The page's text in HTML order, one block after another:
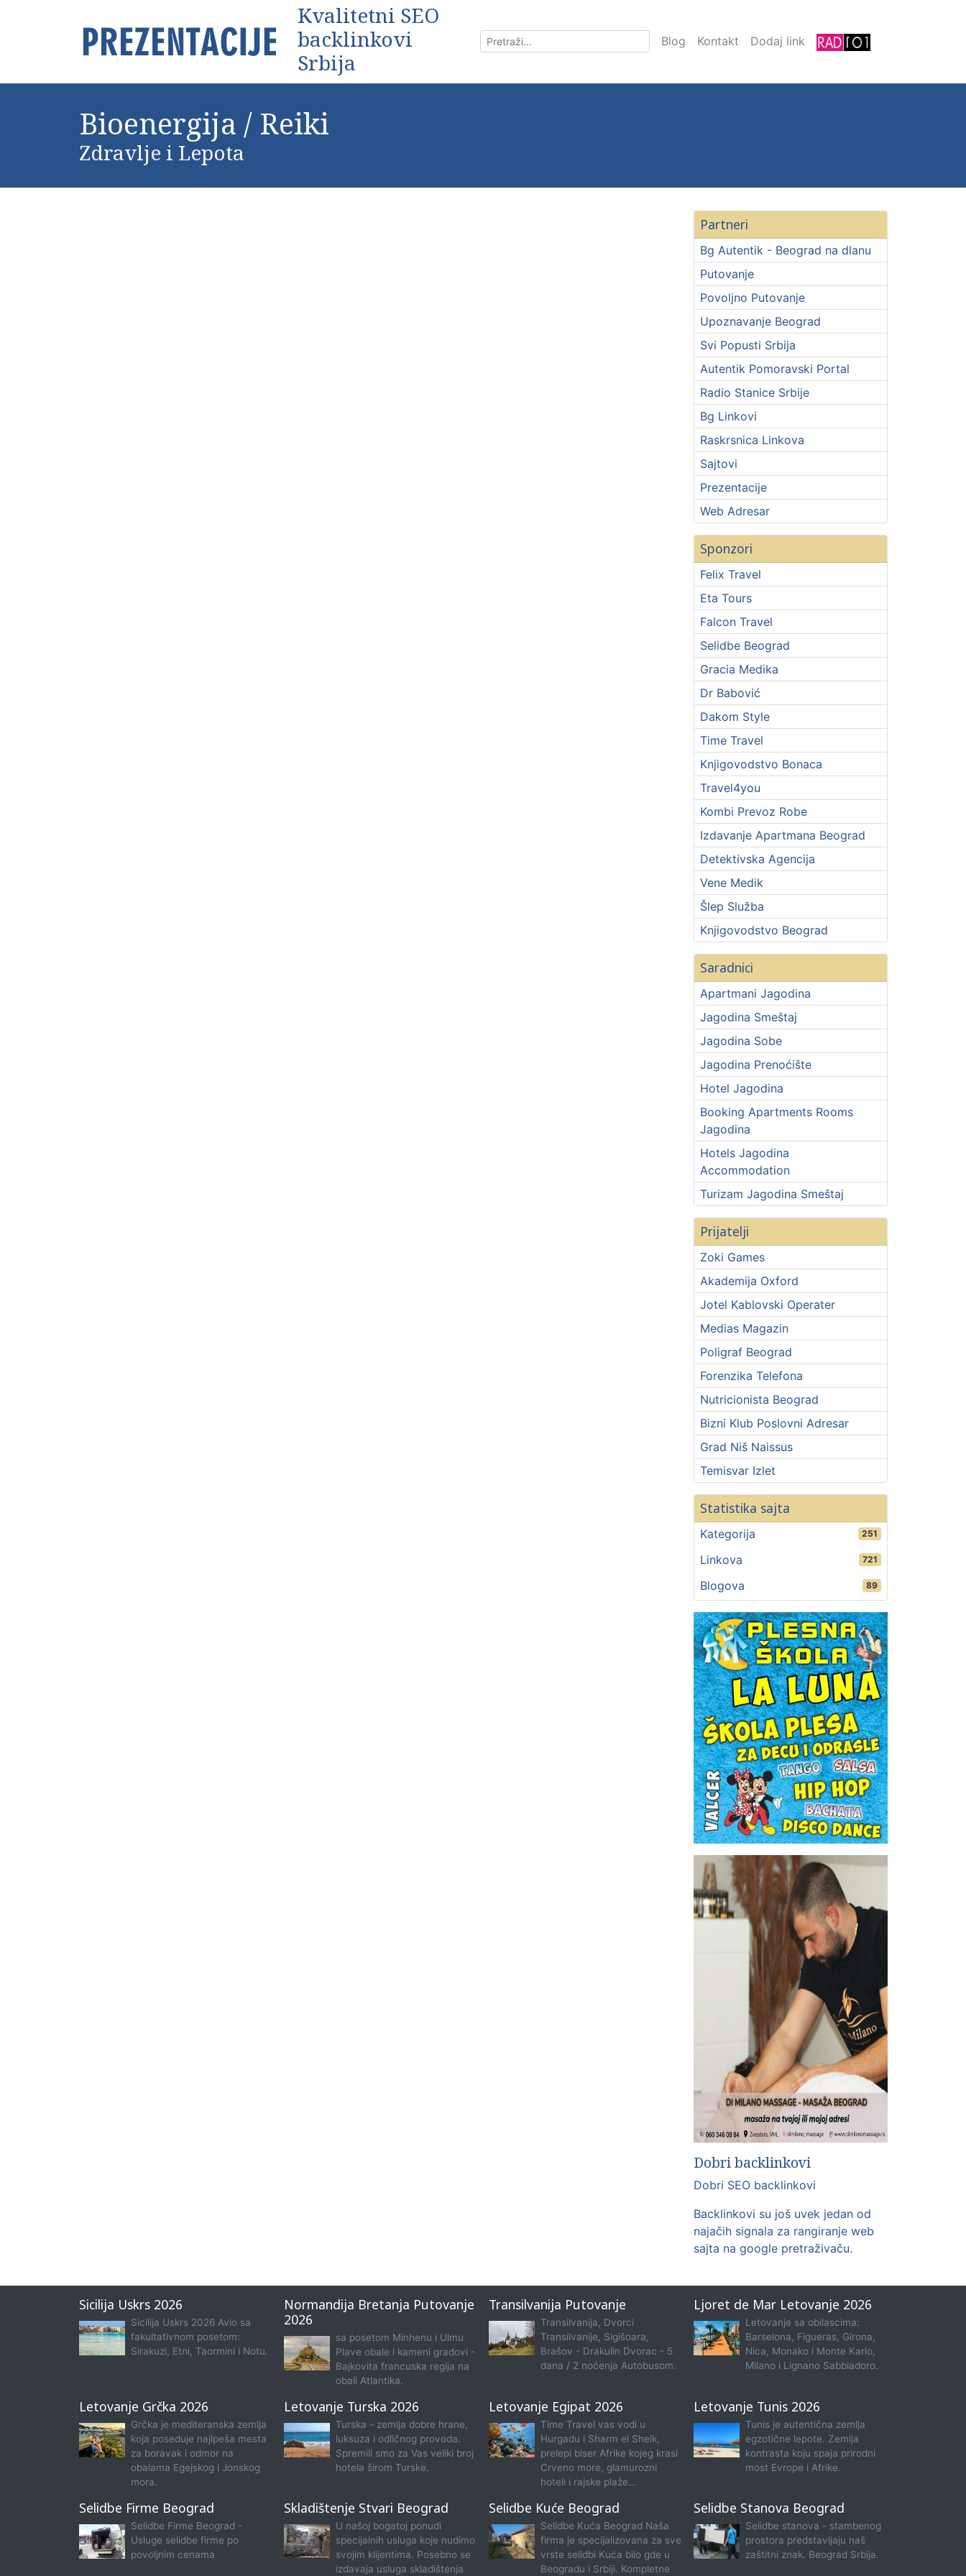
Kvalitetni SEO
backlinkovi
Srbija
Blog Kontakt Dodaj link
Bioenergija / Reiki
Zdravlje i Lepota
Partneri
Bg Autentik - Beograd na dlanu
Putovanje
Povoljno Putovanje
Upoznavanje Beograd
Svi Popusti Srbija
Autentik Pomoravski Portal
Radio Stanice Srbije
Bg Linkovi
Raskrsnica Linkova
Sajtovi
Prezentacije
Web Adresar
Sponzori
Felix Travel
Eta Tours
Falcon Travel
Selidbe Beograd
Gracia Medika
Dr Babović
Dakom Style
Time Travel
Knjigovodstvo Bonaca
Travel4you
Kombi Prevoz Robe
Izdavanje Apartmana Beograd
Detektivska Agencija
Vene Medik
Šlep Služba
Knjigovodstvo Beograd
Saradnici
Apartmani Jagodina
Jagodina Smeštaj
Jagodina Sobe
Jagodina Prenoćište
Hotel Jagodina
Booking Apartments Rooms
Jagodina
Hotels Jagodina
Accommodation
Turizam Jagodina Smeštaj
Prijatelji
Zoki Games
Akademija Oxford
Jotel Kablovski Operater
Medias Magazin
Poligraf Beograd
Forenzika Telefona
Nutricionista Beograd
Bizni Klub Poslovni Adresar
Grad Niš Naissus
Temisvar Izlet
Statistika sajta
Kategorija 251
Linkova 721
Blogova 89
Dobri backlinkovi
Dobri SEO backlinkovi
Backlinkovi su još uvek jedan od
najačih signala za rangiranje web
sajta na google pretraživaču.
Sicilija Uskrs 2026
Sicilija Uskrs 2026 Avio sa
fakultativnom posetom:
Sirakuzi, Etni, Taormini i Notu.
Normandija Bretanja Putovanje
2026
sa posetom Minhenu i Ulmu
Plave obale i kameni gradovi -
Bajkovita francuska regija na
obali Atlantika.
Transilvanija Putovanje
Transilvanija, Dvorci
Transilvanije, Sigišoara,
Brašov - Drakulin Dvorac - 5
dana / 2 noćenja Autobusom.
Ljoret de Mar Letovanje 2026
Letovanje sa obilascima:
Barselona, Figueras, Girona,
Nica, Monako i Monte Karlo,
Milano i Lignano Sabbiadoro.
Letovanje Grčka 2026
Grčka je mediteranska zemlja
koja poseduje najlpeša mesta
za boravak i odmor na
obalama Egejskog i Jonskog
mora.
Letovanje Turska 2026
Turska - zemlja dobre hrane,
luksuza i odličnog provoda.
Spremili smo za Vas veliki broj
hotela širom Turske.
Letovanje Egipat 2026
Time Travel vas vodi u
Hurgadu i Sharm el Sheik,
prelepi biser Afrike kojeg krasi
Crveno more, glamurozni
hoteli i rajske plaže...
Letovanje Tunis 2026
Tunis je autentična zemlja
egzotične lepote. Zemlja
kontrasta koju spaja prirodni
most Evrope i Afrike.
Selidbe Firme Beograd
Selidbe Firme Beograd -
Usluge selidbe firme po
povoljnim cenama
Skladištenje Stvari Beograd
U našoj bogatoj ponudi
specijalnih usluga koje nudimo
svojim klijentima. Posebno se
izdavaja usluga skladištenja
Selidbe Kuće Beograd
Selidbe Kuća Beograd Naša
firma je specijalizovana za sve
vrste selidbi Kuća bilo gde u
Beogradu i Srbiji. Kompletne
Selidbe Stanova Beograd
Selidbe stanova - stambenog
prostora predstavljaju naš
zaštitni znak. Beograd Srbija.